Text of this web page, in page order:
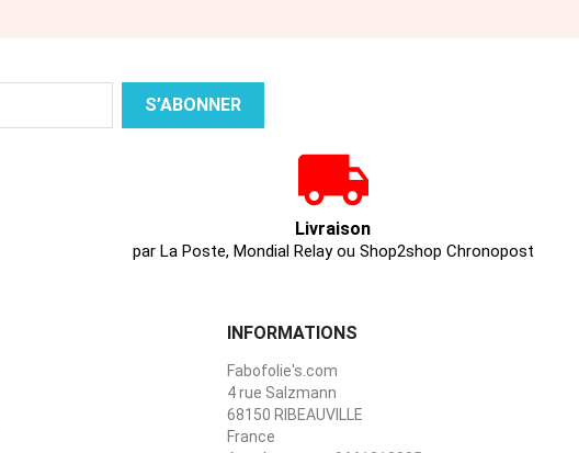
Livraison
par La Poste, Mondial Relay ou Shop2shop Chronopost
INFORMATIONS
Fabofolie's.com
4 rue Salzmann
68150 RIBEAUVILLE
France